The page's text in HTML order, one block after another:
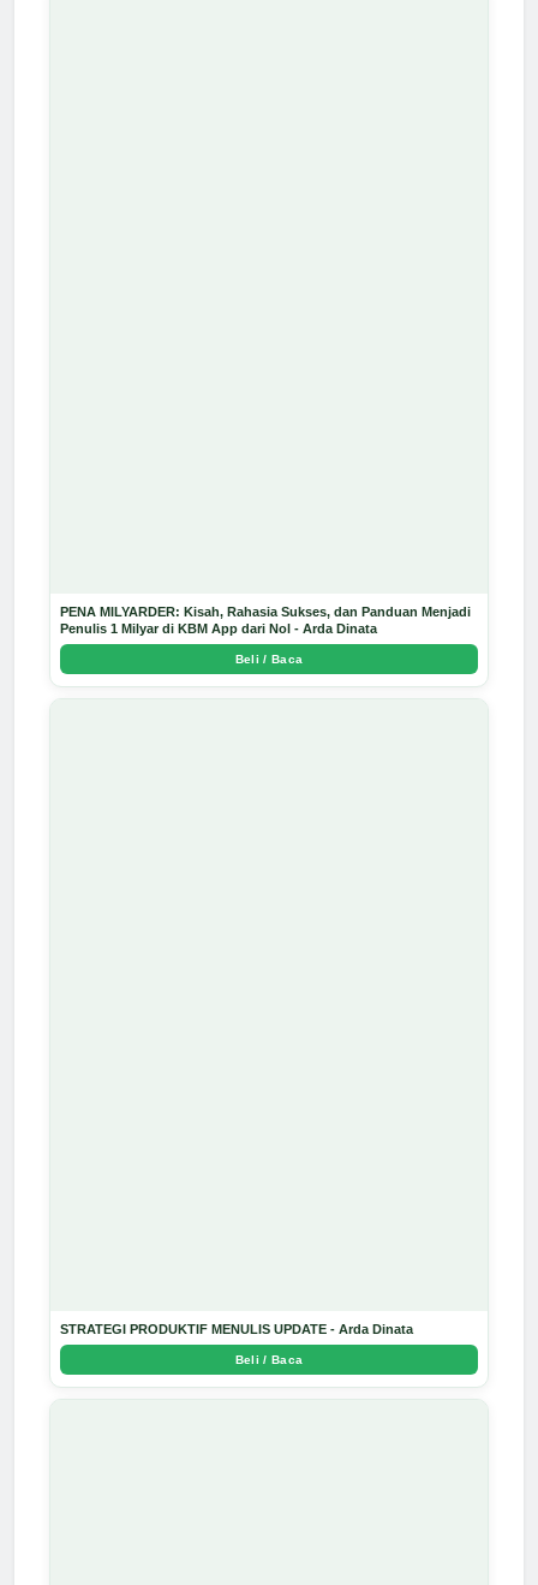
PENA MILYARDER: Kisah, Rahasia Sukses, dan Panduan Menjadi
Penulis 1 Milyar di KBM App dari Nol - Arda Dinata
Beli / Baca
STRATEGI PRODUKTIF MENULIS UPDATE - Arda Dinata
Beli / Baca